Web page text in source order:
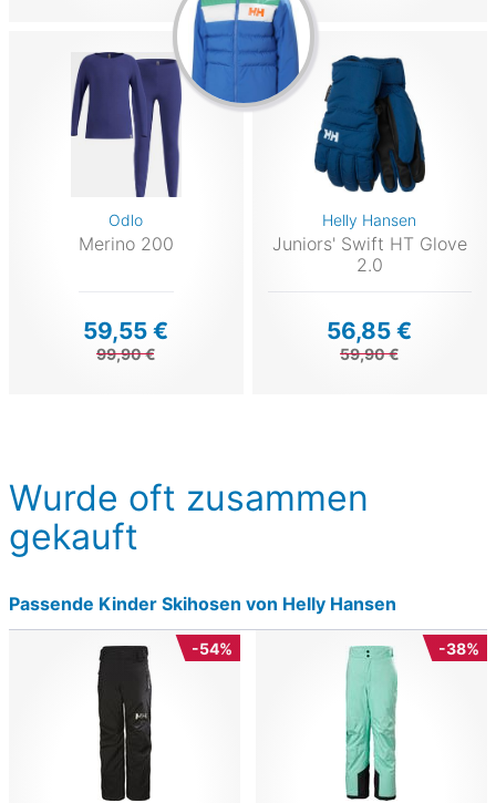
Odlo
Merino 200
59,55 €
99,90 €
Helly Hansen
Juniors' Swift HT Glove
2.0
56,85 €
59,90 €
Wurde oft zusammen
gekauft
Passende Kinder Skihosen von Helly Hansen
-54% -38%